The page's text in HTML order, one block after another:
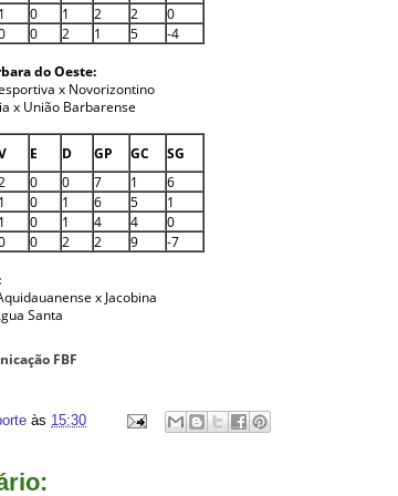
1 0 1 2 2
0
0 2 1 5 -4
do Oeste:
x Novorizontino
Barbarense
E D GP GC
SG
2 0 0 7 1
6
1 0 1 6 5
1
1 0 1 4 4
0
0 2 2 9 -7
x Jacobina
FBF
às 15:30